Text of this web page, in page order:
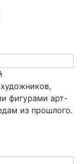
фигурами арт-
из прошлого.